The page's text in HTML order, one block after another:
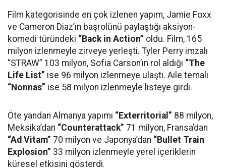
Film kategorisinde en çok izlenen yapım, Jamie Foxx
ve Cameron Diaz’ın başrolünü paylaştığı aksiyon-
komedi türündeki “Back in Action” oldu. Film, 165
milyon izlenmeyle zirveye yerleşti. Tyler Perry imzalı
“STRAW” 103 milyon, Sofia Carson’ın rol aldığı “The
Life List” ise 96 milyon izlenmeye ulaştı. Aile temalı
“Nonnas” ise 58 milyon izlenmeyle listeye girdi.
Öte yandan Almanya yapımı “Exterritorial” 88 milyon,
Meksika’dan “Counterattack” 71 milyon, Fransa’dan
“Ad Vitam” 70 milyon ve Japonya’dan “Bullet Train
Explosion” 33 milyon izlenmeyle yerel içeriklerin
küresel etkisini gösterdi.